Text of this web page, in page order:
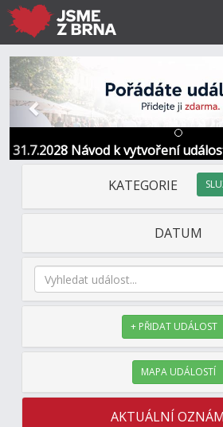
31.7.2028 Návod k vytvoření
kontakt
Předchozí
KATEGORIE
DATUM
+ PŘIDAT UDÁLOST
MAPA UDÁLOSTÍ
AKTUÁLNÍ